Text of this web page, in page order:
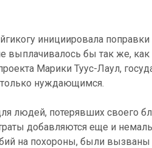
инициировала
выплачивалось бы так же,
Марики Туус-Лаул,
только нуждающимся.
людей, потерявших своего
добавляются еще и
на похороны, были